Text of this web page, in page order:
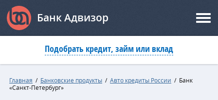
Банк Адвизор
Подобрать кредит, займ или вклад
Главная / Банковские продукты / Авто кредиты России / Банк
«Санкт-Петербург»